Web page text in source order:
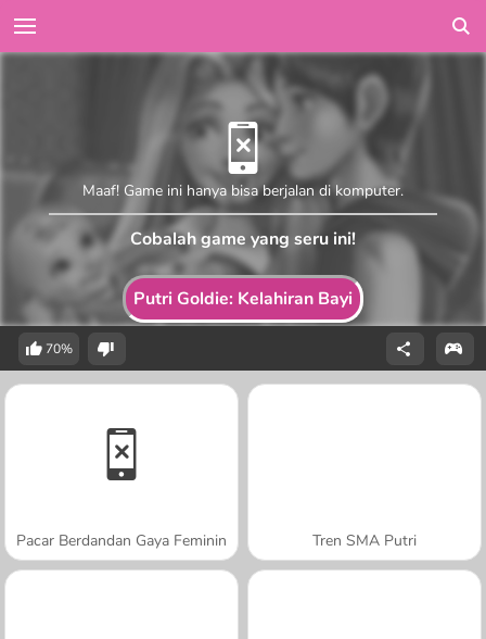
Putri Goldie: Kelahiran Bayi
Maaf! Game ini hanya bisa berjalan di komputer.
Cobalah game yang seru ini!
70%
Pacar Berdandan Gaya Feminin Tren SMA Putri